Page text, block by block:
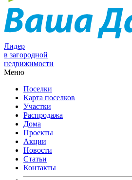
Лидер
в загородной
недвижимости
Меню
Поселки
Карта поселков
Участки
Распродажа
Дома
Проекты
Акции
Новости
Статьи
Контакты